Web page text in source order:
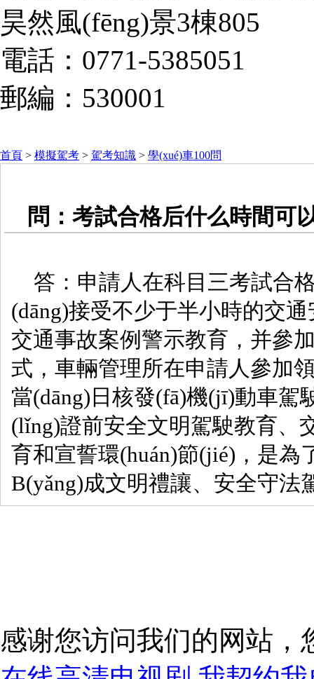
昊然風(fēng)景3棟805
電話：0771-5385051
郵編：530001
首頁 > 模擬駕考 > 駕考知識 > 學(xué)車100問
問：考試合格后什么時間可
答：申請人在科目三考試合格后
(dāng)接受不少于半小時的交
交通事故案例警示教育，并參
式，車輛管理所在申請人參加
當(dāng)日核發(fā)機(jī)動車駕駛
(lǐng)證前安全文明駕駛教育
育和宣誓環(huán)節(jié)，是為
B(yǎng)成文明禮讓、安全守法
感谢您访问我们的网站，